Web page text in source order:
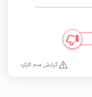
گزارش عدم کارکرد